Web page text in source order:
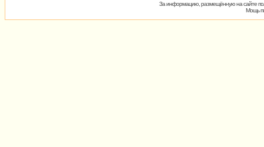
За информацию, размещённую на сайте
Мощь